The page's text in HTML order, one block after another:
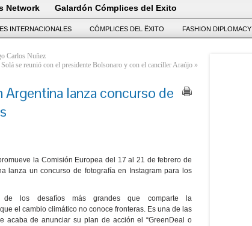
Network Galardón Cómplices del Exito
INTERNACIONALES CÓMPLICES DEL ËXITO FASHION DIPLOMACY
Carlos Nuñez
se reunió con el presidente Bolsonaro y con el canciller Araújo »
Argentina lanza concurso de
la Comisión Europea del 17 al 21 de febrero de
lanza un concurso de fotografía en Instagram para los
los desafíos más grandes que comparte la
el cambio climático no conoce fronteras. Es una de las
acaba de anunciar su plan de acción el “GreenDeal o